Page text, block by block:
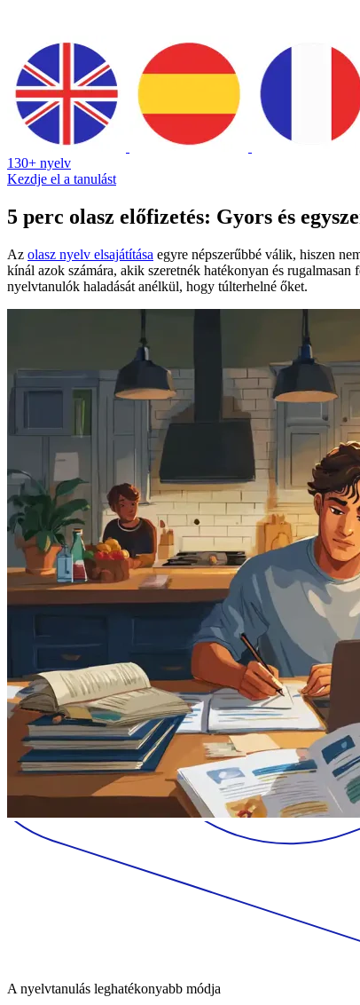
130+ nyelv
Kezdje el a tanulást
5 perc olasz előfizetés: Gyors és
Az olasz nyelv elsajátítása egyre népszerűbbé válik, hiszen
kínál azok számára, akik szeretnék hatékonyan és rugalmasan
nyelvtanulók haladását anélkül, hogy túlterhelné őket.
A nyelvtanulás leghatékonyabb módja